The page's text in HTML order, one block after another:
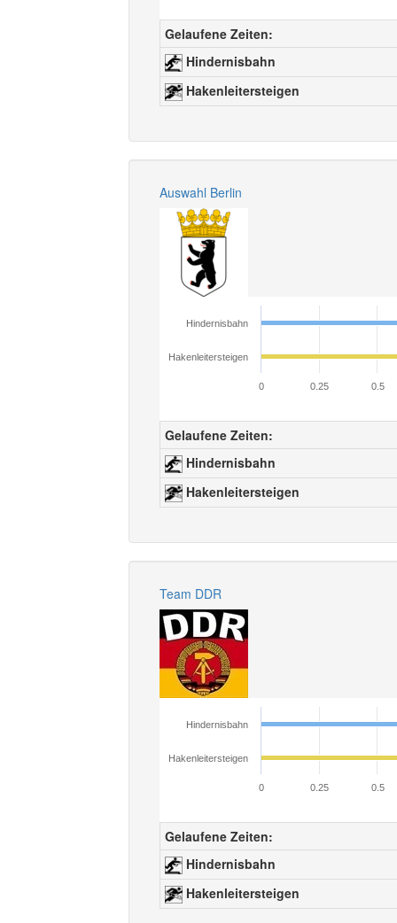
Gelaufene Zeiten:
Hindernisbahn
Hakenleitersteigen
Auswahl Berlin
Hindernisbahn
Hakenleitersteigen
0 0.25 0.5
Gelaufene Zeiten:
Hindernisbahn
Hakenleitersteigen
Team DDR
Hindernisbahn
Hakenleitersteigen
0 0.25 0.5
Gelaufene Zeiten:
Hindernisbahn
Hakenleitersteigen